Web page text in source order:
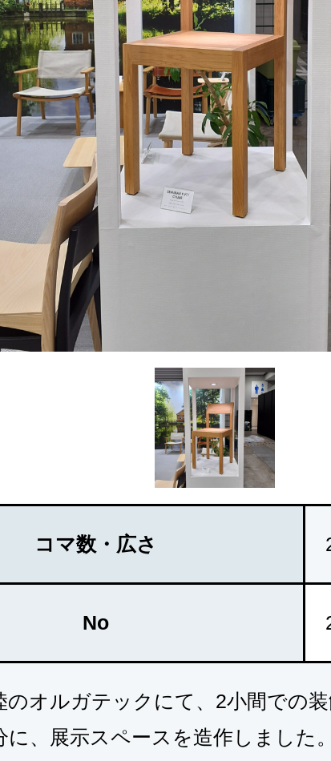
コマ数・広さ
No
のオルガテックにて、2小間での
に、展示スペースを造作しました